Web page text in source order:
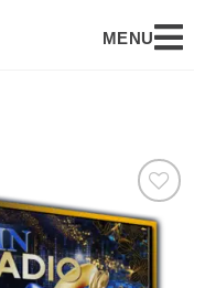
MENU
Auf die
Wunschliste
setzen